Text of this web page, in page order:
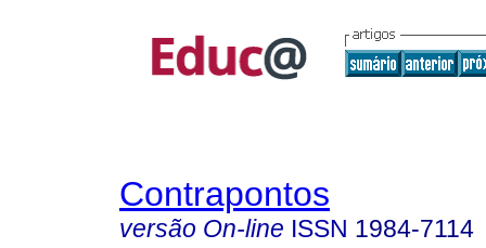
Contrapontos
versão On-line ISSN 1984-7114